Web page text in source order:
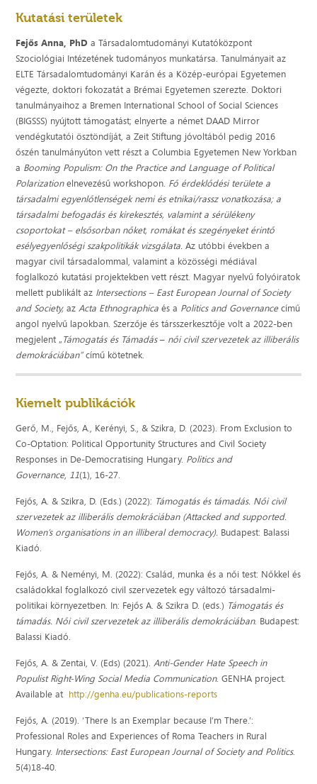
Kutatási területek
Fejős Anna, PhD a Társadalomtudományi Kutatóközpont
Szociológiai Intézetének tudományos munkatársa. Tanulmányait az
ELTE Társadalomtudományi Karán és a Közép-európai Egyetemen
végezte, doktori fokozatát a Brémai Egyetemen szerezte. Doktori
tanulmányaihoz a Bremen International School of Social Sciences
(BIGSSS) nyújtott támogatást; elnyerte a német DAAD Mirror
vendégkutatói ösztöndíját, a Zeit Stiftung jóvoltából pedig 2016
őszén tanulmányúton vett részt a Columbia Egyetemen New Yorkban
a Booming Populism: On the Practice and Language of Political
Polarizationelnevezésű workshopon. Fő érdeklődési területe a
társadalmi egyenlőtlenségek nemi és etnikai/rassz vonatkozása; a
társadalmi befogadás és kirekesztés, valamint a sérülékeny
csoportokat – elsősorban nőket, romákat és szegényeket érintő
esélyegyenlőségi szakpolitikák vizsgálata.Az utóbbi években a
magyar civil társadalommal, valamint a közösségi médiával
foglalkozó kutatási projektekben vett részt. Magyar nyelvű folyóiratok
mellett publikált az Intersections – East European Journal of Society
and Society, az Acta Ethnographicaés a Politics and Governancecímű
angol nyelvű lapokban. Szerzője és társszerkesztője volt a 2022-ben
megjelent „Támogatás és Támadás– női civil szervezetek az illiberális
demokráciában”című kötetnek.
Kiemelt publikációk
Gerő, M., Fejős, A., Kerényi, S., & Szikra, D. (2023). From Exclusion to
Co-Optation: Political Opportunity Structures and Civil Society
Responses in De-Democratising Hungary. Politics and
Governance, 11(1), 16-27.
Fejős, A. & Szikra, D. (Eds.) (2022): Támogatás és támadás. Női civil
szervezetek az illiberális demokráciában (Attacked and supported.
Women’s organisations in an illiberal democracy). Budapest: Balassi
Kiadó.
Fejős, A. & Neményi, M. (2022): Család, munka és a női test: Nőkkel és
családokkal foglalkozó civil szervezetek egy változó társadalmi-
politikai környezetben. In: Fejős A. & Szikra D. (eds.) Támogatás és
támadás. Női civil szervezetek az illiberális demokráciában. Budapest:
Balassi Kiadó.
Fejős, A. & Zentai, V. (Eds) (2021). Anti-Gender Hate Speech in
Populist Right-Wing Social Media Communication. GENHA project.
Available at http://genha.eu/publications-reports
Fejős, A. (2019). ‘There Is an Exemplar because I’m There.’:
Professional Roles and Experiences of Roma Teachers in Rural
Hungary. Intersections: East European Journal of Society and Politics.
5(4)18-40.